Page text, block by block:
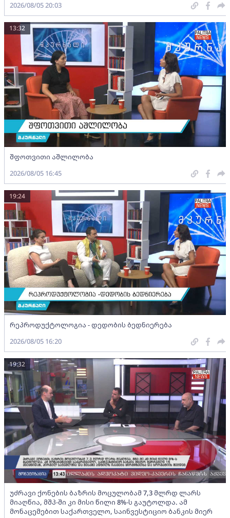
2026/08/05 20:03
შფოთვითი აშლილობა
13:32
2026/08/05 16:45
რეპროდუქტოლოგია - დედობის ბედნიერება
19:24
2026/08/05 16:20
უძრავი ქონების ბაზრის მოცულობამ 7,3 მლრდ ლარს
მიაღწია, მშპ-ში კი მისი წილი 8%-ს გაუტოლდა. ამ
მონაცემებით საქართველო, საინვესტიციო ბანკის მიერ
19:32